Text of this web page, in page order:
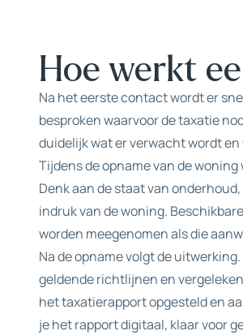
Hoe werkt
Na het eerste contact wordt er
besproken waarvoor de taxatie
duidelijk wat er verwacht wordt
Tijdens de opname van de
Denk aan de staat van
indruk van de woning.
worden meegenomen als die
Na de opname volgt de
geldende richtlijnen en
het taxatierapport opgesteld en
je het rapport digitaal, klaar voor